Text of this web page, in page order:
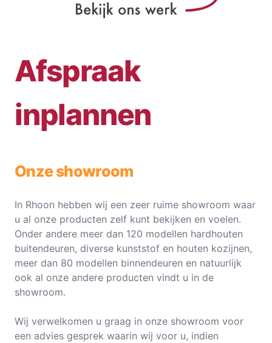
Afspraak
inplannen
Onze showroom
In Rhoon hebben wij een zeer ruime showroom waar
u al onze producten zelf kunt bekijken en voelen.
Onder andere meer dan 120 modellen hardhouten
buitendeuren, diverse kunststof en houten kozijnen,
meer dan 80 modellen binnendeuren en natuurlijk
ook al onze andere producten vindt u in de
showroom.
Wij verwelkomen u graag in onze showroom voor
een advies gesprek waarin wij voor u, indien